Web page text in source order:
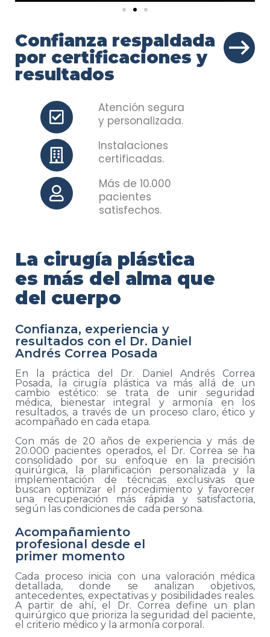
Confianza respaldada
por certificaciones y
resultados
Atención segura
y personalizada.
Instalaciones
certificadas.
Más de 10.000
pacientes
satisfechos.
La cirugía plástica
es más del alma que
del cuerpo
Confianza, experiencia y
resultados con el Dr. Daniel
Andrés Correa Posada
En la práctica del Dr. Daniel Andrés Correa
Posada, la cirugía plástica va más allá de un
cambio estético: se trata de unir seguridad
médica, bienestar integral y armonía en los
resultados, a través de un proceso claro, ético y
acompañado en cada etapa.
Con más de 20 años de experiencia y más de
20.000 pacientes operados, el Dr. Correa se ha
consolidado por su enfoque en la precisión
quirúrgica, la planificación personalizada y la
implementación de técnicas exclusivas que
buscan optimizar el procedimiento y favorecer
una recuperación más rápida y satisfactoria,
según las condiciones de cada persona.
Acompañamiento
profesional desde el
primer momento
Cada proceso inicia con una valoración médica
detallada, donde se analizan objetivos,
antecedentes, expectativas y posibilidades reales.
A partir de ahí, el Dr. Correa define un plan
quirúrgico que prioriza la seguridad del paciente,
el criterio médico y la armonía corporal.